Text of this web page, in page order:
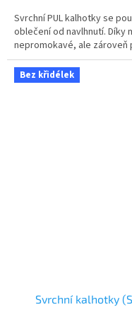
Svrchní PUL kalhotky se
oblečení od navlhnutí. Díky
nepromokavé, ale zároveň
Bez křidélek
Svrchní kalhotky